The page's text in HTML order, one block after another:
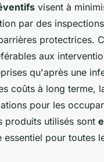
visent à
par des
protectrices.
aux
qu'après une
coûts à long terme,
pour les
produits utilisés sont
essentiel pour toutes